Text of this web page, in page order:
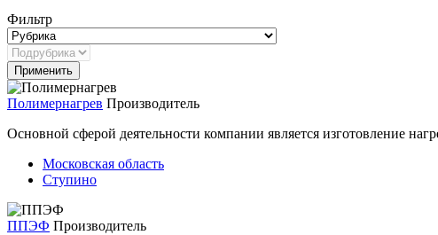
Фильтр
Полимернагрев Производитель
Основной сферой деятельности компании является изготовление
Московская область
Ступино
ППЭФ Производитель